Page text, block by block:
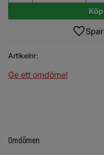
Köp
Artikelnr
Ge ett omdöme!
Omdömen